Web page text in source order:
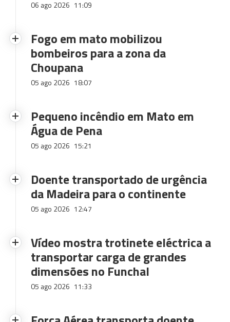
06 ago 2026 11:09
Fogo em mato mobilizou
bombeiros para a zona da
Choupana
05 ago 2026 18:07
Pequeno incêndio em Mato em
Água de Pena
05 ago 2026 15:21
Doente transportado de urgência
da Madeira para o continente
05 ago 2026 12:47
Vídeo mostra trotinete eléctrica a
transportar carga de grandes
dimensões no Funchal
05 ago 2026 11:33